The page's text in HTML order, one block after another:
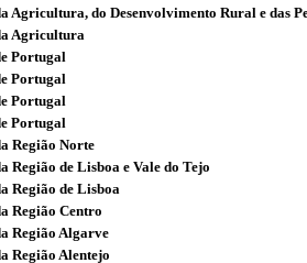
Agricultura, do Desenvolvimento Rural e das
Agricultura
Portugal
Portugal
Portugal
Portugal
Região Norte
Região de Lisboa e Vale do Tejo
Região de Lisboa
Região Centro
Região Algarve
Região Alentejo